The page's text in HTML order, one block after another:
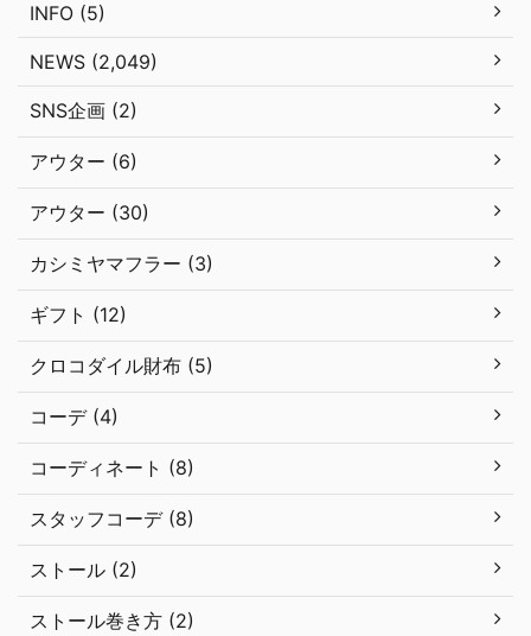
INFO (5)
NEWS (2,049)
SNS企画 (2)
アウター (6)
アウター (30)
カシミヤマフラー (3)
ギフト (12)
クロコダイル財布 (5)
コーデ (4)
コーディネート (8)
スタッフコーデ (8)
ストール (2)
ストール巻き方 (2)